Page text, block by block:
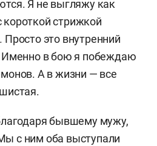
Я не выгляжу как
стрижкой
это внутренний
Именно в бою я побеждаю
А в жизни — все
бывшему мужу,
с ним оба выступали